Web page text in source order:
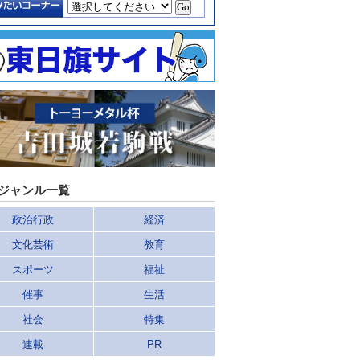
ャンル一覧
政治行政 経済
文化芸術 教育
スポーツ 福祉
催事 生活
社会 特集
連載 PR